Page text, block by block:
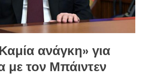
ανάγκη» για
με τον Μπάιντεν